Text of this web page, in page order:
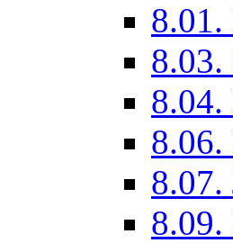
8.01.
8.03.
8.04.
8.06.
8.09.